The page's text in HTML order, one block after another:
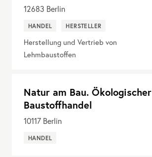
12683 Berlin
HANDEL HERSTELLER
Herstellung und Vertrieb von
Lehmbaustoffen
Natur am Bau. Ökologischer
Baustoffhandel
10117 Berlin
HANDEL